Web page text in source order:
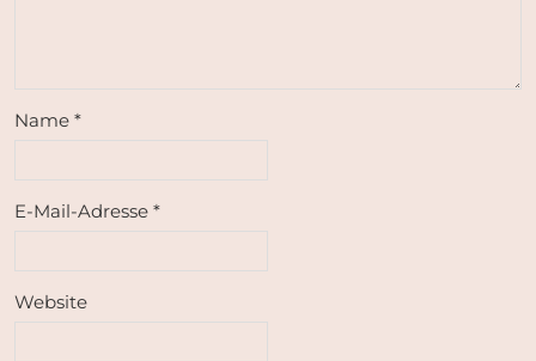
Name *
E-Mail-Adresse *
Website